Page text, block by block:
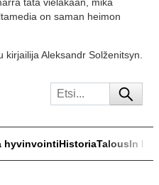
on saman heimon
kirjailija Aleksandr Solženitsyn.
hyvinvointiHistoriaTalousIn